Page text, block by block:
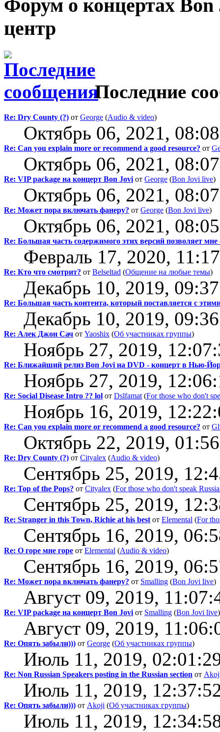
Форум о концертах
центр
Последние
Re: Dry County (?) от George (Audio & video)
Октябрь 06, 2021,
Re: Can you explain more or recommend a good resource? от
Октябрь 06, 2021,
Re: VIP package на концерт Bon Jovi от George (Bon Jovi live)
Октябрь 06, 2021,
Re: Может пора включать фанеру? от George (Bon Jovi live)
Октябрь 06, 2021,
Re: Большая часть содержимого этих версий позволяет
Февраль 17, 2020,
Re: Кто что смотрит? от Belseltad (Общение на любые темы)
Декабрь 10, 2019,
Re: Большая часть контента, который поставляется с
Декабрь 10, 2019,
Re: Алек Джон Сач от Yaoshix (Об участниках группы)
Ноябрь 27, 2019,
Re: Ближайший релиз Bon Jovi на DVD - концерт в Нью-
Ноябрь 27, 2019,
Re: Social Disease Intro ?? lol от Dslfamat (For those who don't
Ноябрь 16, 2019,
Re: Can you explain more or recommend a good resource? от
Октябрь 22, 2019,
Re: Dry County (?) от Cityalex (Audio & video)
Сентябрь 25, 2019,
Re: Top of the Pops? от Cityalex (For those who don't speak
Сентябрь 25, 2019,
Re: Stranger in this Town, Richie at his best от Elemental (For
Сентябрь 16, 2019,
Re: О горе мне горе от Elemental (Audio & video)
Сентябрь 16, 2019,
Re: Может пора включать фанеру? от Smalling (Bon Jovi live)
Август 09, 2019,
Re: VIP package на концерт Bon Jovi от Smalling (Bon Jovi live)
Август 09, 2019,
Re: Опять забыли))) от George (Об участниках группы)
Июль 11, 2019,
Re: Non Russian Speakers posting in the Russian section от
Июль 11, 2019,
Re: Опять забыли))) от Akoji (Об участниках группы)
Июль 11, 2019,